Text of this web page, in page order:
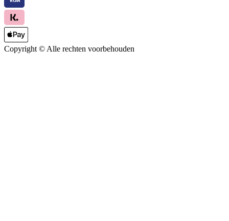
Copyright © Alle rechten voorbehouden